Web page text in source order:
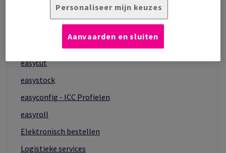
PRINT SERVICES
easyondemand
easycut
easystock
easyconfig - ICC Profielen
easyroll
Elektronisch bestellen
Logistieke services
Personaliseer mijn keuzes
Aanvaarden en sluiten